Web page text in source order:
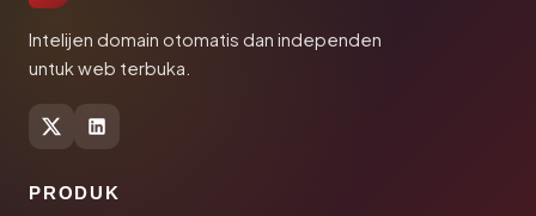
Intelijen domain otomatis dan independen
untuk web terbuka.
PRODUK